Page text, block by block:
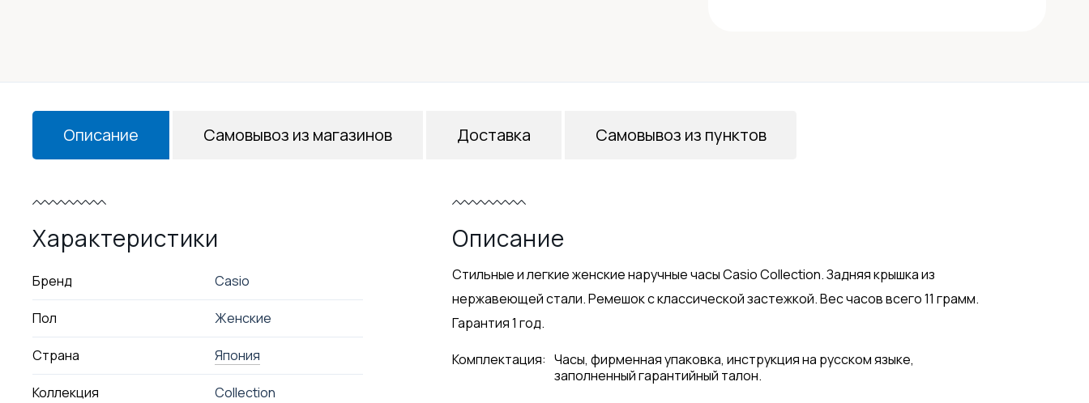
Описание
Характеристики
Бренд Casio
Пол Женские
Страна Япония
Коллекция Collection
Описание
Стильные и легкие женские наручные часы Casio Collection. Задняя крышка из
нержавеющей стали. Ремешок с классической застежкой. Вес часов всего 11 грамм.
Гарантия 1 год.
Комплектация: Часы, фирменная упаковка, инструкция на русском языке,
заполненный гарантийный талон.
Самовывоз из магазинов Доставка Самовывоз из пунктов